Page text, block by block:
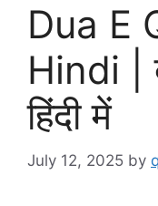
Dua E
Hindi |
हिंदी में
July 12, 2025 by